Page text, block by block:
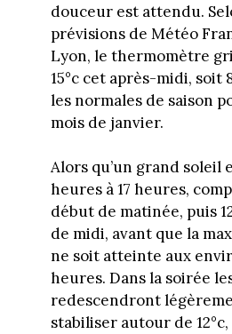
douceur est attendu.
prévisions de Météo
Lyon, le thermomètre
15°c cet après-midi, soit
les normales de saison
mois de janvier.
Alors qu’un grand soleil
heures à 17 heures,
début de matinée, puis
de midi, avant que la
ne soit atteinte aux
heures. Dans la soirée
redescendront
stabiliser autour de